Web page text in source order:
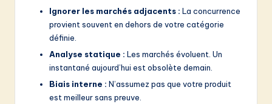
Ignorer les marchés adjacents : La concurrence
provient souvent en dehors de votre catégorie
définie.
Analyse statique : Les marchés évoluent. Un
instantané aujourd’hui est obsolète demain.
Biais interne : N’assumez pas que votre produit
est meilleur sans preuve.